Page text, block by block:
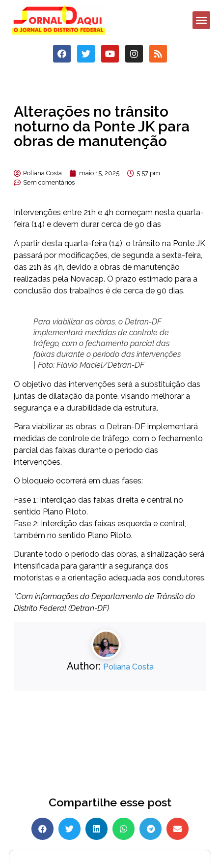
Alterações no trânsito
noturno da Ponte JK para
obras de manutenção
Poliana Costa maio 15, 2025
5:57 pm
Sem comentários
Intervenções entre 21h e 4h começam nesta quarta-
feira (14) e devem durar cerca de 90 dias
A partir desta quarta-feira (14), o trânsito na Ponte JK
passará por modificações, de segunda a sexta-feira,
das 21h às 4h, devido a obras de manutenção
realizadas pela Novacap. O prazo estimado para a
conclusão dos trabalhos é de cerca de 90 dias.
Para viabilizar as obras, o Detran-DF
implementará medidas de controle de
tráfego, com o fechamento parcial das
faixas durante o período das intervenções
| Foto: Flávio Maciel/Detran-DF
O objetivo das intervenções será a substituição das
juntas de dilatação da ponte, visando melhorar a
segurança e a durabilidade da estrutura.
Para viabilizar as obras, o Detran-DF implementará
medidas de controle de tráfego, com o fechamento
parcial das faixas durante o período das
intervenções.
O bloqueio ocorrerá em duas fases:
Fase 1: Interdição das faixas direita e central no
sentido Plano Piloto.
Fase 2: Interdição das faixas esquerda e central,
também no sentido Plano Piloto.
Durante todo o período das obras, a sinalização será
intensificada para garantir a segurança dos
motoristas e a orientação adequada aos condutores.
*Com informações do Departamento de Trânsito do
Distrito Federal (Detran-DF)
Author: Poliana Costa
Compartilhe esse post